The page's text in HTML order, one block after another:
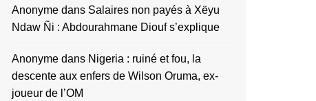
Anonyme dans Salaires non payés à Xëyu
Ndaw Ñi : Abdourahmane Diouf s’explique
Anonyme dans Nigeria : ruiné et fou, la
descente aux enfers de Wilson Oruma, ex-
joueur de l’OM